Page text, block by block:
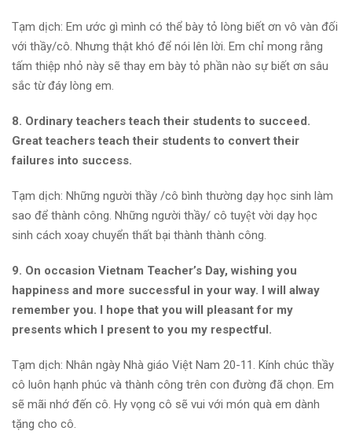
Tạm dịch: Em ước gì mình có thể bày tỏ lòng biết ơn vô vàn đối
với thầy/cô. Nhưng thật khó để nói lên lời. Em chỉ mong rằng
tấm thiệp nhỏ này sẽ thay em bày tỏ phần nào sự biết ơn sâu
sắc từ đáy lòng em.
8. Ordinary teachers teach their students to succeed.
Great teachers teach their students to convert their
failures into success.
Tạm dịch: Những người thầy /cô bình thường dạy học sinh làm
sao để thành công. Những người thầy/ cô tuyệt vời dạy học
sinh cách xoay chuyển thất bại thành thành công.
9. On occasion Vietnam Teacher’s Day, wishing you
happiness and more successful in your way. I will alway
remember you. I hope that you will pleasant for my
presents which I present to you my respectful.
Tạm dịch: Nhân ngày Nhà giáo Việt Nam 20-11. Kính chúc thầy
cô luôn hạnh phúc và thành công trên con đường đã chọn. Em
sẽ mãi nhớ đến cô. Hy vọng cô sẽ vui với món quà em dành
tặng cho cô.